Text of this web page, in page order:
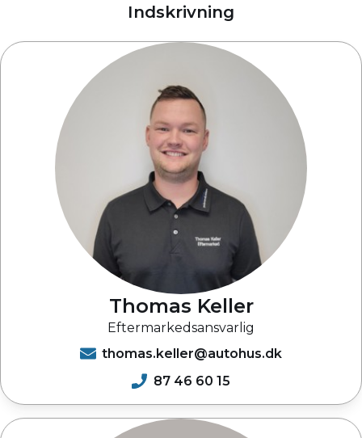
Indskrivning
Thomas Keller
Eftermarkedsansvarlig
thomas.keller@autohus.dk
87 46 60 15